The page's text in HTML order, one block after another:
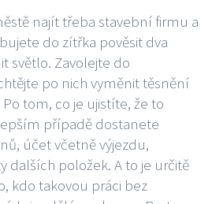
najít třeba stavební firmu a
do zítřka pověsit dva
světlo. Zavolejte do
po nich vyměnit těsnění
tom, co je ujistíte, že to
případě dostanete
účet včetně výjezdu,
dalších položek. A to je určitě
kdo takovou práci bez